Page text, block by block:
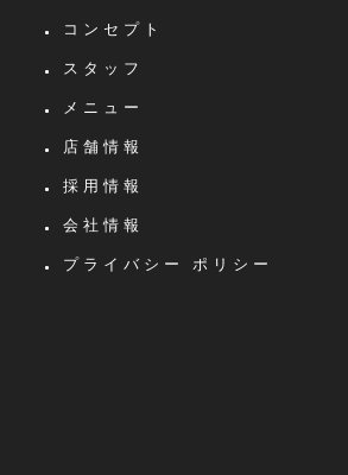
コンセプト
スタッフ
メニュー
店舗情報
採用情報
会社情報
プライバシー ポリシー